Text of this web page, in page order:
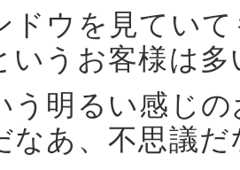
ドウを見てい
いうお客様は
う明るい感じ
なあ、不思議